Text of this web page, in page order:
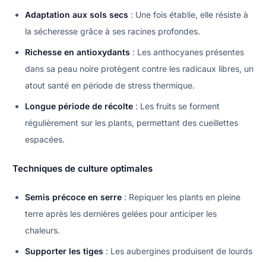
Adaptation aux sols secs : Une fois établie, elle résiste à
la sécheresse grâce à ses racines profondes.
Richesse en antioxydants : Les anthocyanes présentes
dans sa peau noire protègent contre les radicaux libres, un
atout santé en période de stress thermique.
Longue période de récolte : Les fruits se forment
régulièrement sur les plants, permettant des cueillettes
espacées.
Techniques de culture optimales
Semis précoce en serre : Repiquer les plants en pleine
terre après les dernières gelées pour anticiper les
chaleurs.
Supporter les tiges : Les aubergines produisent de lourds